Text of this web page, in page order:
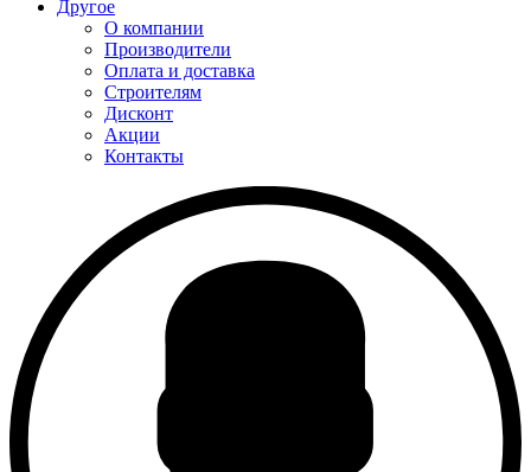
Другое
О компании
Производители
Оплата и доставка
Строителям
Дисконт
Акции
Контакты